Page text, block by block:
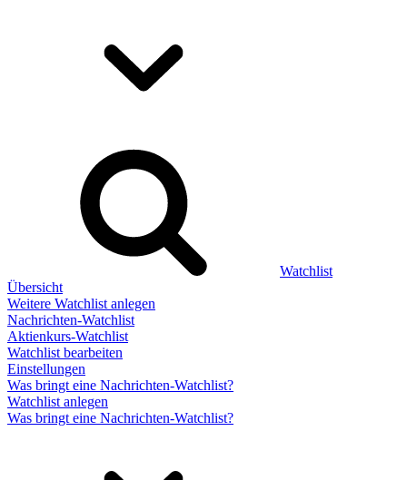
Watchlist
Übersicht
Weitere Watchlist anlegen
Nachrichten-Watchlist
Aktienkurs-Watchlist
Watchlist bearbeiten
Einstellungen
Was bringt eine Nachrichten-Watchlist?
Watchlist anlegen
Was bringt eine Nachrichten-Watchlist?